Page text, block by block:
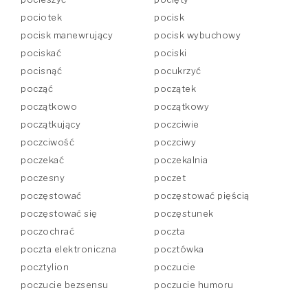
pociotek
pocisk
pocisk manewrujący
pocisk wybuchowy
pociskać
pociski
pocisnąć
pocukrzyć
począć
początek
początkowo
początkowy
początkujący
poczciwie
poczciwość
poczciwy
poczekać
poczekalnia
poczesny
poczet
poczęstować
poczęstować pięścią
poczęstować się
poczęstunek
poczochrać
poczta
poczta elektroniczna
pocztówka
pocztylion
poczucie
poczucie bezsensu
poczucie humoru